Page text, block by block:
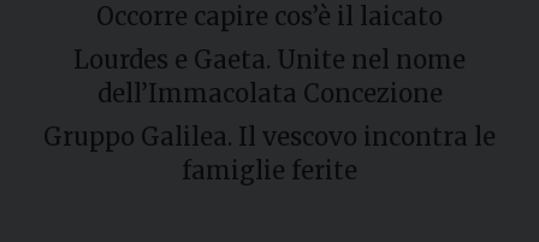
Occorre capire cos’è il laicato
Lourdes e Gaeta. Unite nel nome
dell’Immacolata Concezione
Gruppo Galilea. Il vescovo incontra le
famiglie ferite